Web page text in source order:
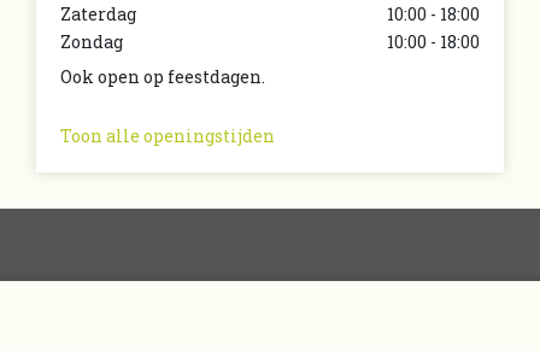
Zaterdag
10:00 - 18:00
Zondag
10:00 - 18:00
Ook open op feestdagen.
Toon alle openingstijden